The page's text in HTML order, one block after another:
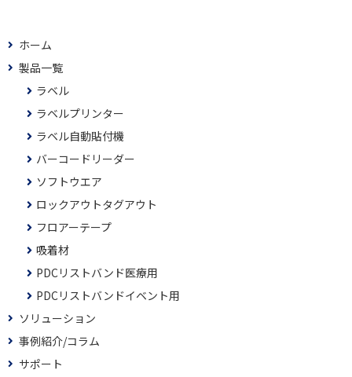
ホーム
製品一覧
ラベル
ラベルプリンター
ラベル自動貼付機
バーコードリーダー
ソフトウエア
ロックアウトタグアウト
フロアーテープ
吸着材
PDCリストバンド医療用
PDCリストバンドイベント用
ソリューション
事例紹介/コラム
サポート